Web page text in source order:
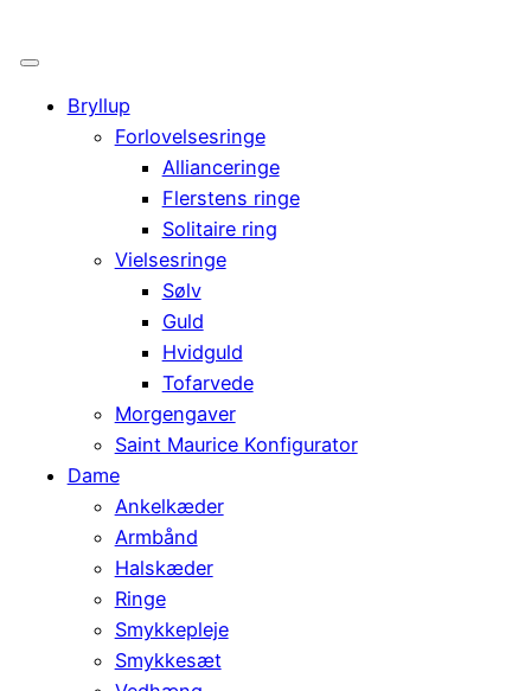
Bryllup
Forlovelsesringe
Allianceringe
Flerstens ringe
Solitaire ring
Vielsesringe
Sølv
Guld
Hvidguld
Tofarvede
Morgengaver
Saint Maurice Konfigurator
Dame
Ankelkæder
Armbånd
Halskæder
Ringe
Smykkepleje
Smykkesæt